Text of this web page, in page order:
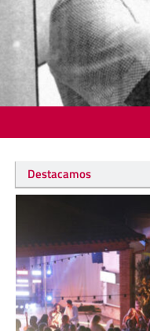
Destacamos